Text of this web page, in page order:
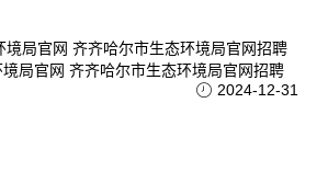
局官网 齐齐哈尔市生态环境局官网招聘
2024-12-31